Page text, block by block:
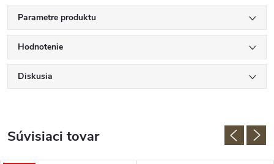
Parametre produktu
Hodnotenie
Diskusia
Súvisiaci tovar